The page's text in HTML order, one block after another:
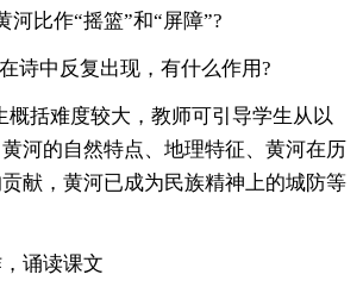
河比作“摇篮”和“屏障”?
诗中反复出现，有什么作用?
概括难度较大，教师可引导学生从以
河的自然特点、地理特征、黄河在历
献，黄河已成为民族精神上的城防等
诵读课文